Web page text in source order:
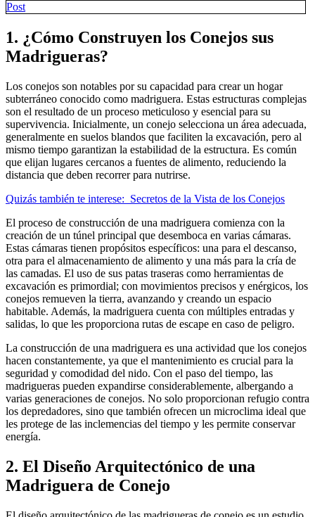
Post
1. ¿Cómo Construyen los Conejos sus
Madrigueras?
Los conejos son notables por su capacidad para crear un hogar
subterráneo conocido como madriguera. Estas estructuras complejas
son el resultado de un proceso meticuloso y esencial para su
supervivencia. Inicialmente, un conejo selecciona un área adecuada,
generalmente en suelos blandos que faciliten la excavación, pero al
mismo tiempo garantizan la estabilidad de la estructura. Es común
que elijan lugares cercanos a fuentes de alimento, reduciendo la
distancia que deben recorrer para nutrirse.
Quizás también te interese: Secretos de la Vista de los Conejos
El proceso de construcción de una madriguera comienza con la
creación de un túnel principal que desemboca en varias cámaras.
Estas cámaras tienen propósitos específicos: una para el descanso,
otra para el almacenamiento de alimento y una más para la cría de
las camadas. El uso de sus patas traseras como herramientas de
excavación es primordial; con movimientos precisos y enérgicos, los
conejos remueven la tierra, avanzando y creando un espacio
habitable. Además, la madriguera cuenta con múltiples entradas y
salidas, lo que les proporciona rutas de escape en caso de peligro.
La construcción de una madriguera es una actividad que los conejos
hacen constantemente, ya que el mantenimiento es crucial para la
seguridad y comodidad del nido. Con el paso del tiempo, las
madrigueras pueden expandirse considerablemente, albergando a
varias generaciones de conejos. No solo proporcionan refugio contra
los depredadores, sino que también ofrecen un microclima ideal que
les protege de las inclemencias del tiempo y les permite conservar
energía.
2. El Diseño Arquitectónico de una
Madriguera de Conejo